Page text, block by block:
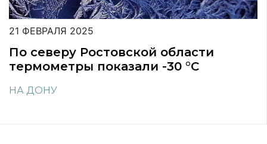
21 ФЕВРАЛЯ 2025
По северу Ростовской области
термометры показали -30 °С
НА ДОНУ